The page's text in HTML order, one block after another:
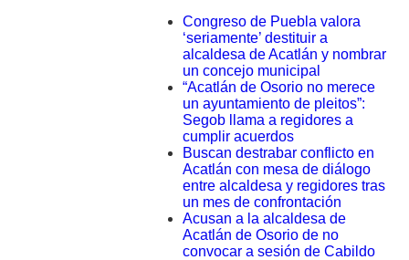
Congreso de Puebla valora
‘seriamente’ destituir a
alcaldesa de Acatlán y nombrar
un concejo municipal
“Acatlán de Osorio no merece
un ayuntamiento de pleitos”:
Segob llama a regidores a
cumplir acuerdos
Buscan destrabar conflicto en
Acatlán con mesa de diálogo
entre alcaldesa y regidores tras
un mes de confrontación
Acusan a la alcaldesa de
Acatlán de Osorio de no
convocar a sesión de Cabildo